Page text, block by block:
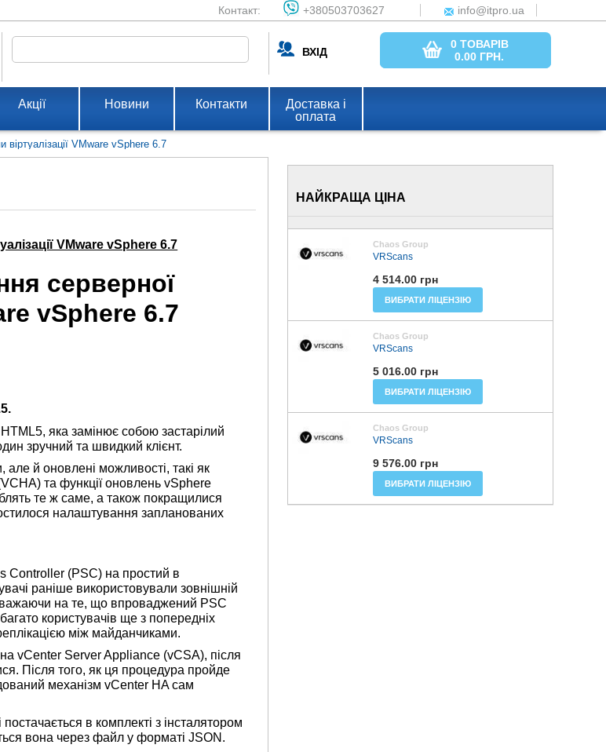
Контакт: +380503703627 info@itpro.ua
ВХІД
0 ТОВАРІВ
0.00 ГРН.
Акції Новини Контакти
Доставка і
оплата
VMware vSphere 6.7
VMware vSphere 6.7
серверної
vSphere 6.7
яка замінює собою застарілий
зручний та швидкий клієнт.
але й оновлені можливості, такі як
та функції оновлень vSphere
те ж саме, а також покращилися
налаштування запланованих
Controller (PSC) на простий в
раніше використовували зовнішній
на те, що впроваджений PSC
користувачів ще з попередніх
між майданчиками.
vCenter Server Appliance (vCSA), після
Після того, як ця процедура пройде
механізм vCenter HA сам
в комплекті з інсталятором
вона через файл у форматі JSON.
НАЙКРАЩА ЦІНА
Chaos Group
VRScans
4 514.00 грн
ВИБРАТИ ЛІЦЕНЗІЮ
Chaos Group
VRScans
5 016.00 грн
ВИБРАТИ ЛІЦЕНЗІЮ
Chaos Group
VRScans
9 576.00 грн
ВИБРАТИ ЛІЦЕНЗІЮ